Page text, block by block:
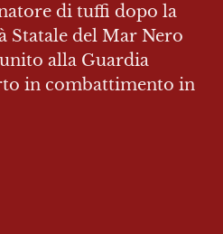
di tuffi dopo la
Statale del Mar Nero
alla Guardia
in combattimento in